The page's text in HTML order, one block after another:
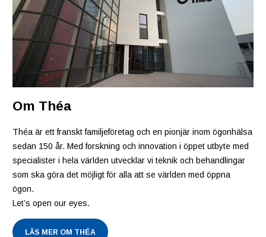
Om Théa
Théa är ett franskt familjeföretag och en pionjär inom ögonhälsa
sedan 150 år. Med forskning och innovation i öppet utbyte med
specialister i hela världen utvecklar vi teknik och behandlingar
som ska göra det möjligt för alla att se världen med öppna
ögon.
Let’s open our eyes.
LÄS MER OM THÉA